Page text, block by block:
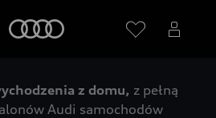
Partnera Audi
z domu, z pełną
Audi samochodów